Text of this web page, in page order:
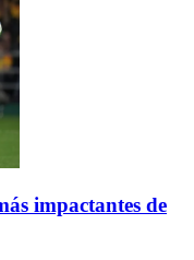
impactantes de